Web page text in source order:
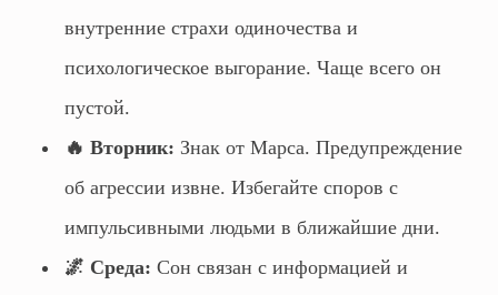
внутренние страхи одиночества и
психологическое выгорание. Чаще всего он
пустой.
🔥 Вторник: Знак от Марса. Предупреждение
об агрессии извне. Избегайте споров с
импульсивными людьми в ближайшие дни.
🌌 Среда: Сон связан с информацией и